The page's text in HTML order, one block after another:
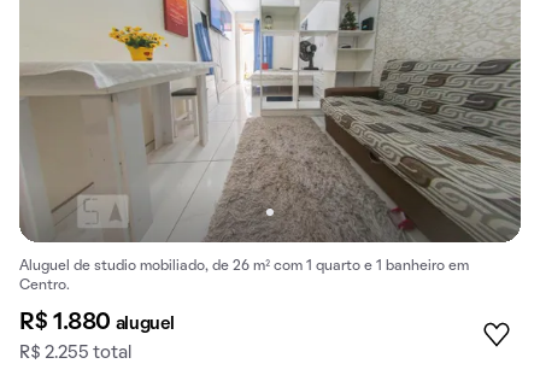
Aluguel de studio mobiliado, de 26 m² com 1 quarto e 1 banheiro em
Centro.
R$ 1.880 aluguel
R$ 2.255 total